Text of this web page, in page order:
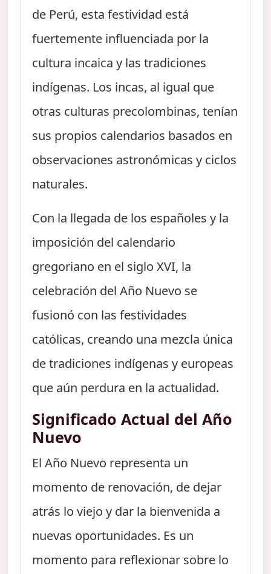
de Perú, esta festividad está
fuertemente influenciada por la
cultura incaica y las tradiciones
indígenas. Los incas, al igual que
otras culturas precolombinas, tenían
sus propios calendarios basados en
observaciones astronómicas y ciclos
naturales.
Con la llegada de los españoles y la
imposición del calendario
gregoriano en el siglo XVI, la
celebración del Año Nuevo se
fusionó con las festividades
católicas, creando una mezcla única
de tradiciones indígenas y europeas
que aún perdura en la actualidad.
Significado Actual del Año
Nuevo
El Año Nuevo representa un
momento de renovación, de dejar
atrás lo viejo y dar la bienvenida a
nuevas oportunidades. Es un
momento para reflexionar sobre lo